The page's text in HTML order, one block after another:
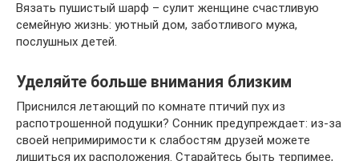
Вязать пушистый шарф – сулит женщине счастливую
семейную жизнь: уютный дом, заботливого мужа,
послушных детей.
Уделяйте больше внимания близким
Приснился летающий по комнате птичий пух из
распотрошенной подушки? Сонник предупреждает: из-за
своей непримиримости к слабостям друзей можете
лишиться их расположения. Старайтесь быть терпимее,